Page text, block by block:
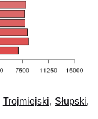
Trojmiejski, Słupski,